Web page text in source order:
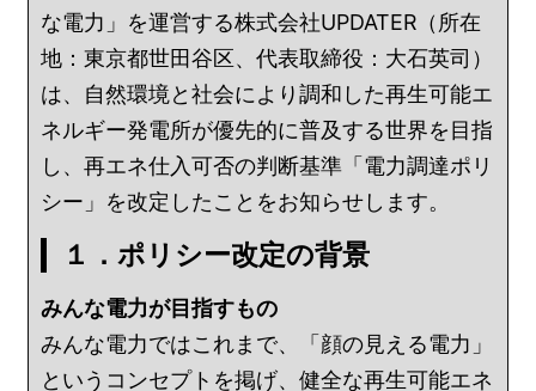
な電力」を運営する株式会社UPDATER（所在
地：東京都世田谷区、代表取締役：大石英司）
は、自然環境と社会により調和した再生可能エ
ネルギー発電所が優先的に普及する世界を目指
し、再エネ仕入可否の判断基準「電力調達ポリ
シー」を改定したことをお知らせします。
１．ポリシー改定の背景
みんな電力が目指すもの
みんな電力ではこれまで、「顔の見える電力」
というコンセプトを掲げ、健全な再生可能エネ